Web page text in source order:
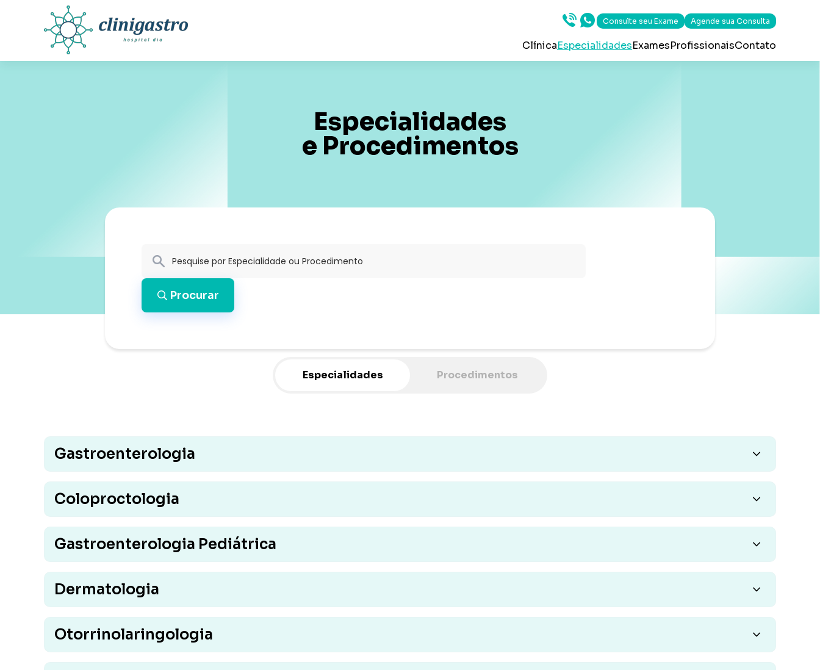
Consulte seu Exame Agende sua Consulta
ClínicaEspecialidadesExamesProfissionaisContato
Especialidades
e Procedimentos
Procurar
Especialidades Procedimentos
Gastroenterologia
Coloproctologia
Gastroenterologia Pediátrica
Dermatologia
Otorrinolaringologia